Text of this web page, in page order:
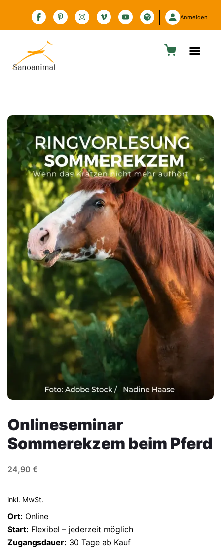
Zur Barrierefreiheitserklärung
Anmelden
Onlineseminar
Sommerekzem beim Pferd
24,90 €
inkl. MwSt.
Ort: Online
Start: Flexibel – jederzeit möglich
Zugangsdauer: 30 Tage ab Kauf